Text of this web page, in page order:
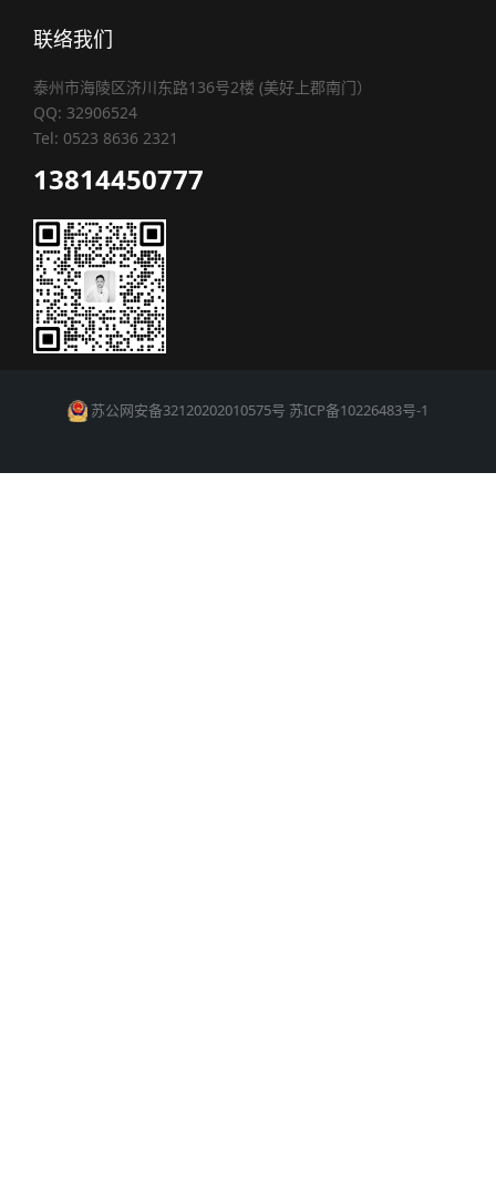
联络我们
泰州市海陵区济川东路136号2楼 (美好上郡南门）
QQ: 32906524
Tel: 0523 8636 2321
13814450777
苏公网安备32120202010575号 苏ICP备10226483号-1